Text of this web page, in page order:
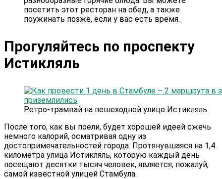
посетить этот ресторан на обед, а также
поужинать позже, если у вас есть время.
Прогуляйтесь по проспекту
Истикляль
Ретро-трамвай на пешеходной улице Истикляль
После того, как вы поели, будет хорошей идеей сжечь
немного калорий, осматривая одну из
достопримечательностей города. Протянувшаяся на 1,4
километра улица Истикляль, которую каждый день
посещают десятки тысяч человек, является, пожалуй,
самой известной улицей Стамбула.